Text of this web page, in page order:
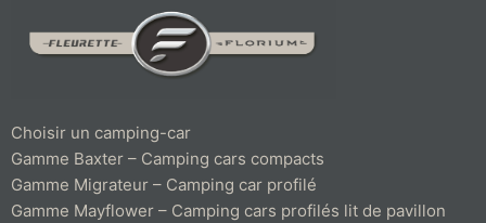
Choisir un camping-car
Gamme Baxter – Camping cars compacts
Gamme Migrateur – Camping car profilé
Gamme Mayflower – Camping cars profilés lit de pavillon